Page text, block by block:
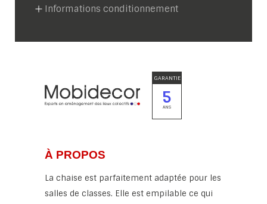
Informations conditionnement
GARANTIE
5
ANS
À PROPOS
La chaise est parfaitement adaptée pour les
salles de classes. Elle est empilable ce qui